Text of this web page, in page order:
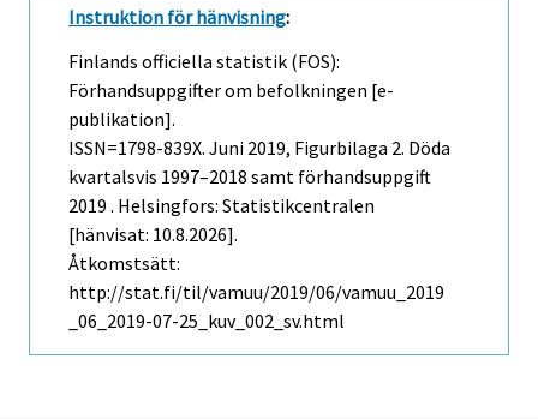
Instruktion för hänvisning:
Finlands officiella statistik (FOS):
Förhandsuppgifter om befolkningen [e-
publikation].
ISSN=1798-839X. Juni 2019, Figurbilaga 2. Döda
kvartalsvis 1997–2018 samt förhandsuppgift
2019 . Helsingfors: Statistikcentralen
[hänvisat: 10.8.2026].
Åtkomstsätt:
http://stat.fi/til/vamuu/2019/06/vamuu_2019
_06_2019-07-25_kuv_002_sv.html